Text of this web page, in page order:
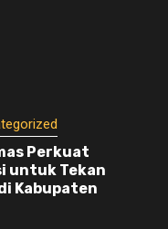
Perkuat
untuk Tekan
Kabupaten